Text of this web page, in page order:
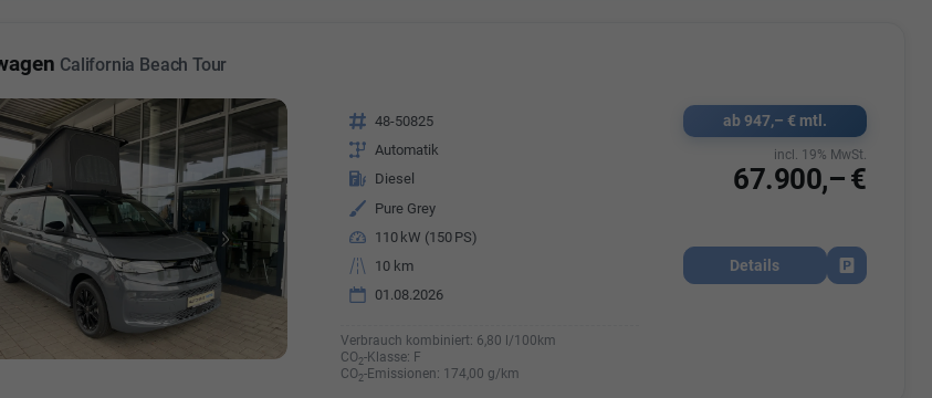
California Beach Tour
Fahrzeugnr. 48-50825
Getriebe Automatik
Kraftstoff Diesel
Außenfarbe Pure Grey
Leistung 110 kW (150 PS)
Kilometerstand
10 km
01.08.2026
Verbrauch kombiniert: 6,80 l/100km
CO2-Klasse: F
CO2-Emissionen: 174,00 g/km
ab 947,– € mtl.
67.900,– €
incl. 19% MwSt.
Details
Fahrzeug
- 47695 15
E-Mailadresse:
E-Mailadresse:info@autohausrems.de